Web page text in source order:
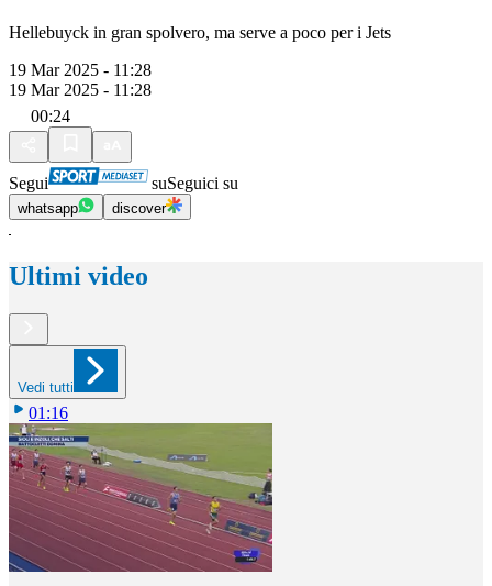
Hellebuyck in gran spolvero, ma serve a poco per i Jets
19 Mar 2025 - 11:28
19 Mar 2025 - 11:28
00:24
Segui suSeguici su
whatsapp discover
Ultimi video
Vedi tutti
01:16